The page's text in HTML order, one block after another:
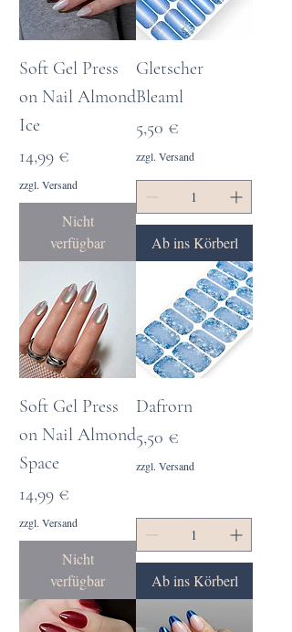
Soft Gel Press
on Nail Almond
Ice
Preis
14,99 €
zzgl. Versand
Nicht
verfügbar
Gletscher
Bleaml
Preis
5,50 €
zzgl. Versand
Ab ins Körberl
Soft Gel Press
on Nail Almond
Space
Preis
14,99 €
zzgl. Versand
Nicht
verfügbar
Dafrorn
Preis
5,50 €
zzgl. Versand
Ab ins Körberl